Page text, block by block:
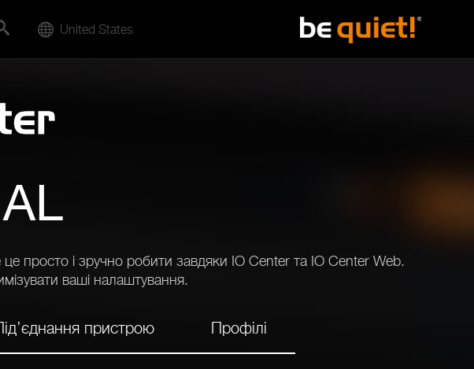
United States
просто і зручно робити завдяки IO Center та IO Center Web.
ваші налаштування.
пристрою Профілі